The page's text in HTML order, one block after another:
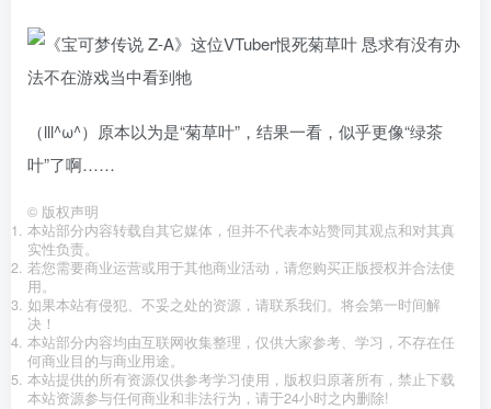
（lll^ω^）原本以为是“菊草叶”，结果一看，似乎更像“绿茶
叶”了啊……
© 版权声明
本站部分内容转载自其它媒体，但并不代表本站赞同其观点和对其真
实性负责。
若您需要商业运营或用于其他商业活动，请您购买正版授权并合法使
用。
如果本站有侵犯、不妥之处的资源，请联系我们。将会第一时间解
决！
本站部分内容均由互联网收集整理，仅供大家参考、学习，不存在任
何商业目的与商业用途。
本站提供的所有资源仅供参考学习使用，版权归原著所有，禁止下载
本站资源参与任何商业和非法行为，请于24小时之内删除!